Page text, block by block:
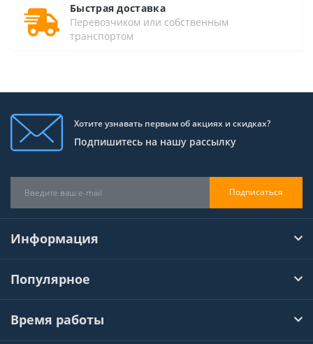
Быстрая доставка
Перевозчиком или собственным
транспортом
Хотите узнавать первым об акциях и скидках?
Подпишитесь на нашу рассылку
Подписаться
Информация
Популярное
Время работы